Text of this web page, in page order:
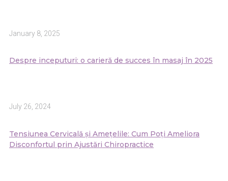
January 8, 2025
Despre inceputuri: o carieră de succes în masaj în 2025
July 26, 2024
Tensiunea Cervicală și Amețelile: Cum Poți Ameliora
Disconfortul prin Ajustări Chiropractice